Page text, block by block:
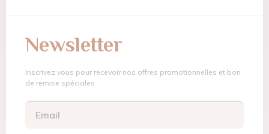
Newsletter
Inscrivez vous pour recevoir nos offres promotionnelles et bon
de remise spéciales